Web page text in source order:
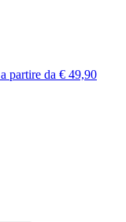
a partire da € 49,90